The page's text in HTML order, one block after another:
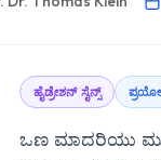
ಹೈಡ್ರೇಶನ್ ಸೈನ್ಸ್
ಒಣ ಮಾದರಿಯು